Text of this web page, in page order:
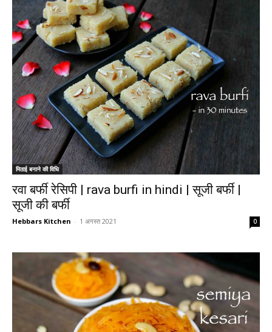
मिठाई बनाने की विधि
रवा बर्फी रेसिपी | rava burfi in hindi | सूजी बर्फी |
सूजी की बर्फी
Hebbars Kitchen - 1 अगस्त 2021 0